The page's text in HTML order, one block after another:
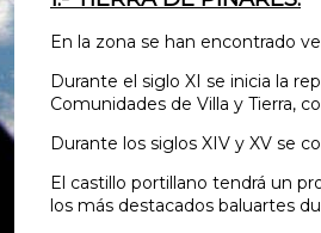
En la zona se han encontrado
Durante el siglo XI se inicia la
Comunidades de Villa y Tierra,
Durante los siglos XIV y XV se
El castillo portillano tendrá un
los más destacados baluartes